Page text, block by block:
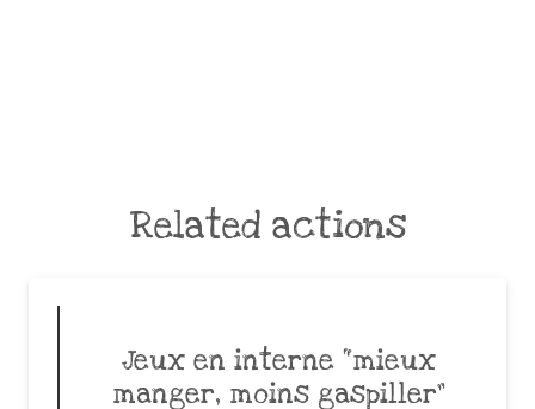
Related actions
Jeux en interne “mieux
manger, moins gaspiller”